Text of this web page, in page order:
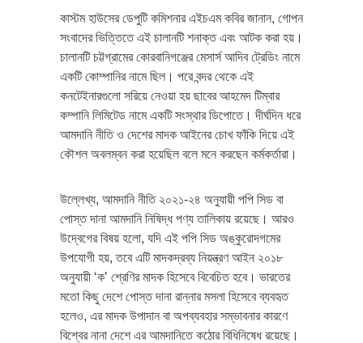
কাস্টম হাউসের ডেপুটি কমিশনার এইচএম কবির জানান, গোপন
সংবাদের ভিত্তিতে এই চালানটি শনাক্ত এবং আটক করা হয়।
চালানটি চট্টগ্রামের কোরবানিগঞ্জের মেসার্স আদিব ট্রেডিং নামে
একটি কোম্পানির নামে ছিল। পরে বন্দর থেকে এই
কনটেইনারগুলো সরিয়ে নেওয়া হয় ছাবের আহমেদ টিম্বার
কম্পানি লিমিটেড নামে একটি সংস্থার ডিপোতে। দীর্ঘদিন ধরে
আমদানি নীতি ও দেশের মাদক আইনের চোখ ফাঁকি দিয়ে এই
কৌশল অবলম্বন করা হয়েছিল বলে মনে করছেন কর্মকর্তারা।
উল্লেখ্য, আমদানি নীতি ২০২১-২৪ অনুযায়ী পপি সিড বা
পোস্ত দানা আমদানি নিষিদ্ধ পণ্য তালিকায় রয়েছে। আরও
উদ্বেগের বিষয় হলো, যদি এই পপি সিড অঙ্কুরোদগমের
উপযোগী হয়, তবে এটি মাদকদ্রব্য নিয়ন্ত্রণ আইন ২০১৮
অনুযায়ী ‘ক’ শ্রেণির মাদক হিসেবে বিবেচিত হবে। ভারতের
মতো কিছু দেশে পোস্ত দানা রান্নার মসলা হিসেবে ব্যবহৃত
হলেও, এর মাদক উপাদান বা অপব্যবহার সম্ভাবনার কারণে
বিশ্বের নানা দেশে এর আমদানিতে কঠোর বিধিনিষেধ রয়েছে।